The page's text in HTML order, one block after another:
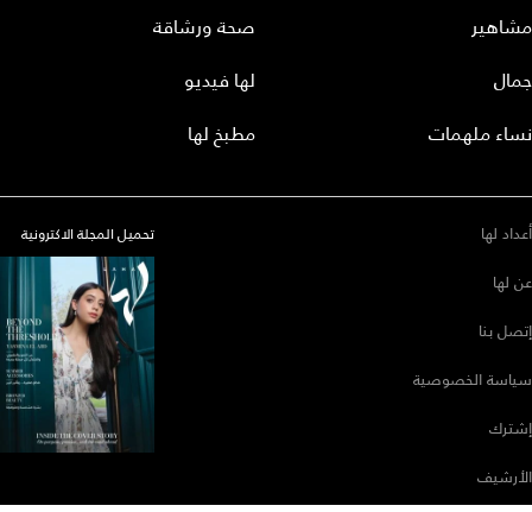
مشاهير
جمال
نساء ملهمات
صحة ورشاقة
لها فيديو
مطبخ لها
أعداد لها
عن لها
إتصل بنا
سياسة الخصوصية
إشترك
الأرشيف
تحميل المجلة الاكترونية